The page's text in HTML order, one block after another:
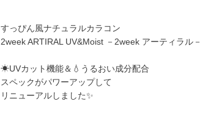
すっぴん風ナチュラルカラコン
2week ARTIRAL UV&Moist －2week アーティラル－
☀UVカット機能＆💧うるおい成分配合
スペックがパワーアップして
リニューアルしました✨